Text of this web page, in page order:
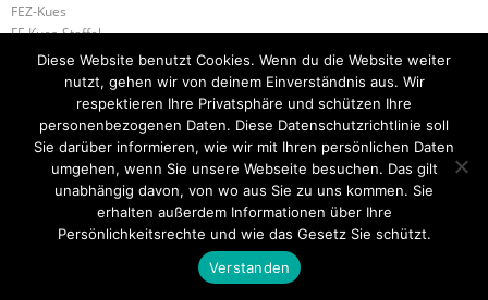
FEZ-Kues
FF-Kues-Staffel
BeKu WL
G-1 AUSLAUFENDE BETRIEBSSTOFFE
G-1 AUSLAUFENDE BETRIEBSSTOFFE
Startseite Einsätze Mitglied werden Über uns
Kontakt
Think Up Themes Ltd. Powered by
Diese Website benutzt Cookies. Wenn du die Website weiter
nutzt, gehen wir von deinem Einverständnis aus. Wir
respektieren Ihre Privatsphäre und schützen Ihre
personenbezogenen Daten. Diese Datenschutzrichtlinie soll
Sie darüber informieren, wie wir mit Ihren persönlichen Daten
umgehen, wenn Sie unsere Webseite besuchen. Das gilt
unabhängig davon, von wo aus Sie zu uns kommen. Sie
erhalten außerdem Informationen über Ihre
Persönlichkeitsrechte und wie das Gesetz Sie schützt.
Verstanden